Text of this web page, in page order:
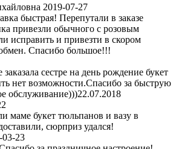
2019-07-27
быстрая! Перепутали в заказе
привезли обычного с розовым
исправить и привезти в скором
Спасибо большое!!!
сестре на день рождение букет
нет возможности.Спасибо за быструю
обслуживание)))22.07.2018
маме букет тюльпанов и вазу в
сюрприз удался!
23